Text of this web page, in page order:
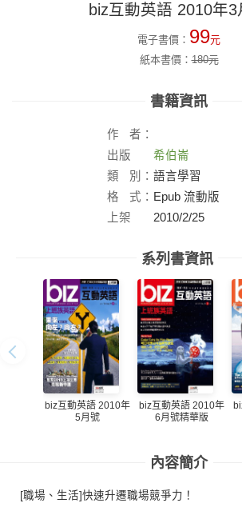
biz互動英語 2010年3
電子書價： 99元
紙本書價：180元
書籍資訊
作
者：
出版
社：
希伯崙
類
別： 語言學習
格
式： Epub 流動版
上架
2010/2/25
系列書資訊
biz互動英語 2010年
5月號
biz互動英語 2010年
6月號精華版
內容簡介
[職場、生活]快速升遷職場競爭力！